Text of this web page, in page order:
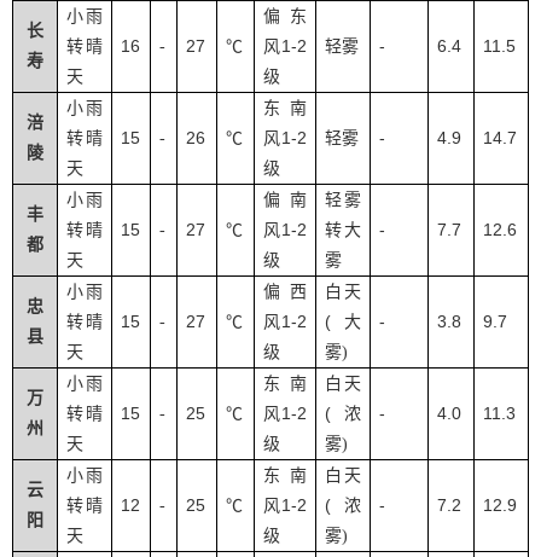
长
寿
小雨
转晴
天
16 - 27 ℃
偏东
风1-2
级
轻雾 - 6.4 11.5
涪
陵
小雨
转晴
天
15 - 26 ℃
东南
风1-2
级
轻雾 - 4.9 14.7
丰
都
小雨
转晴
天
15 - 27 ℃
偏南
风1-2
级
轻雾
转大
雾
- 7.7 12.6
忠
县
小雨
转晴
天
15 - 27 ℃
偏西
风1-2
级
白天
( 大
雾)
- 3.8 9.7
万
州
小雨
转晴
天
15 - 25 ℃
东南
风1-2
级
白天
( 浓
雾)
- 4.0 11.3
云
阳
小雨
转晴
天
12 - 25 ℃
东南
风1-2
级
白天
( 浓
雾)
- 7.2 12.9